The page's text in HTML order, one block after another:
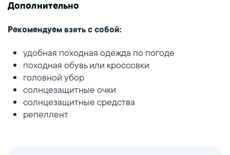
Дополнительно
Рекомендуем взять с собой:
удобная походная одежда по погоде
походная обувь или кроссовки
головной убор
солнцезащитные очки
солнцезащитные средства
репеллент